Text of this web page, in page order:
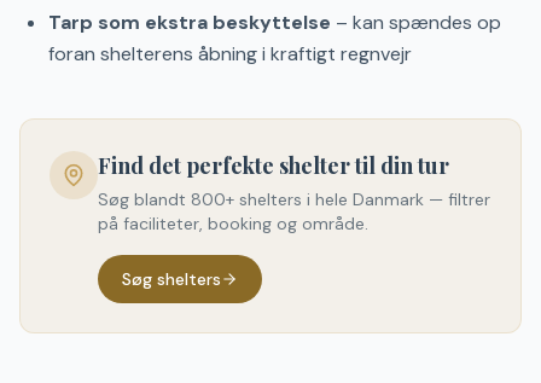
Tarp som ekstra beskyttelse – kan spændes op
foran shelterens åbning i kraftigt regnvejr
Find det perfekte shelter til din tur
Søg blandt 800+ shelters i hele Danmark — filtrer
på faciliteter, booking og område.
Søg shelters